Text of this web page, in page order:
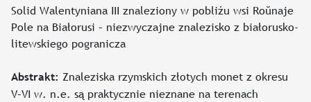
Solid Walentyniana III znaleziony w pobliżu wsi Roŭnaje
Pole na Białorusi – niezwyczajne znalezisko z białorusko-
litewskiego pogranicza
Abstrakt: Znaleziska rzymskich złotych monet z okresu
V–VI w. n.e. są praktycznie nieznane na terenach